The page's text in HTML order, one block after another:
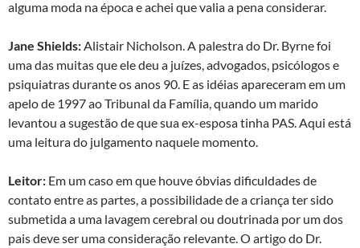
alguma moda na época e achei que valia a pena considerar.
Jane Shields:Alistair Nicholson. A palestra do Dr. Byrne foi
uma das muitas que ele deu a juízes, advogados, psicólogos e
psiquiatras durante os anos 90. E as idéias apareceram em um
apelo de 1997 ao Tribunal da Família, quando um marido
levantou a sugestão de que sua ex-esposa tinha PAS. Aqui está
uma leitura do julgamento naquele momento.
Leitor: Em um caso em que houve óbvias dificuldades de
contato entre as partes, a possibilidade de a criança ter sido
submetida a uma lavagem cerebral ou doutrinada por um dos
pais deve ser uma consideração relevante. O artigo do Dr.